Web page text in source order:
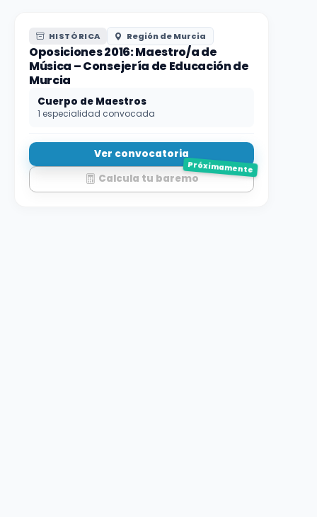
HISTÓRICA Región de Murcia
Oposiciones 2016: Maestro/a de
Música – Consejería de Educación de
Murcia
Cuerpo de Maestros
1 especialidad convocada
Ver convocatoria
Calcula tu baremo
Próximamente